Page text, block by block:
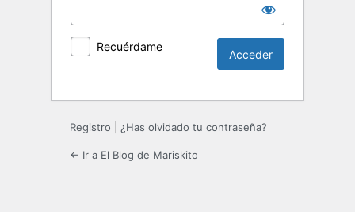
Recuérdame
Registro ¿Has olvidado tu contraseña?
← Ir a El Blog de Mariskito